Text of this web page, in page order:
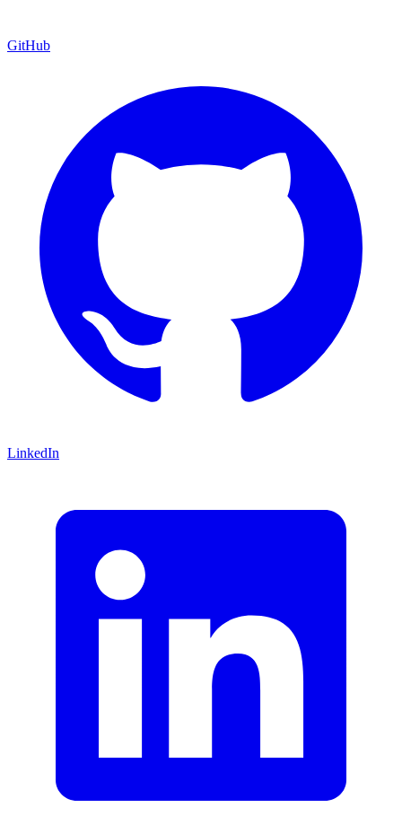
GitHub
LinkedIn